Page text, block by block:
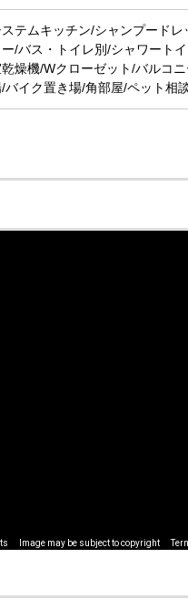
テムキッチン/シャンプードレ
/バス・トイレ別/シャワート
燥機/Wクローゼット/バルコ
バイク置き場/角部屋/ペット相
Image may be subject to copyright